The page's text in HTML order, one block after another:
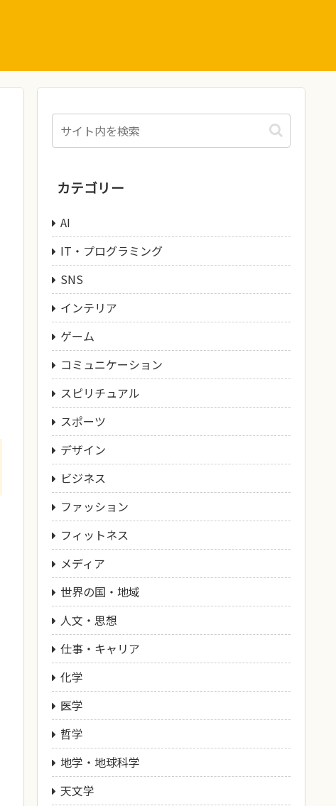
カテゴリー
AI
IT・プログラミング
SNS
インテリア
ゲーム
コミュニケーション
スピリチュアル
スポーツ
デザイン
ビジネス
ファッション
フィットネス
メディア
世界の国・地域
人文・思想
仕事・キャリア
化学
医学
哲学
地学・地球科学
天文学